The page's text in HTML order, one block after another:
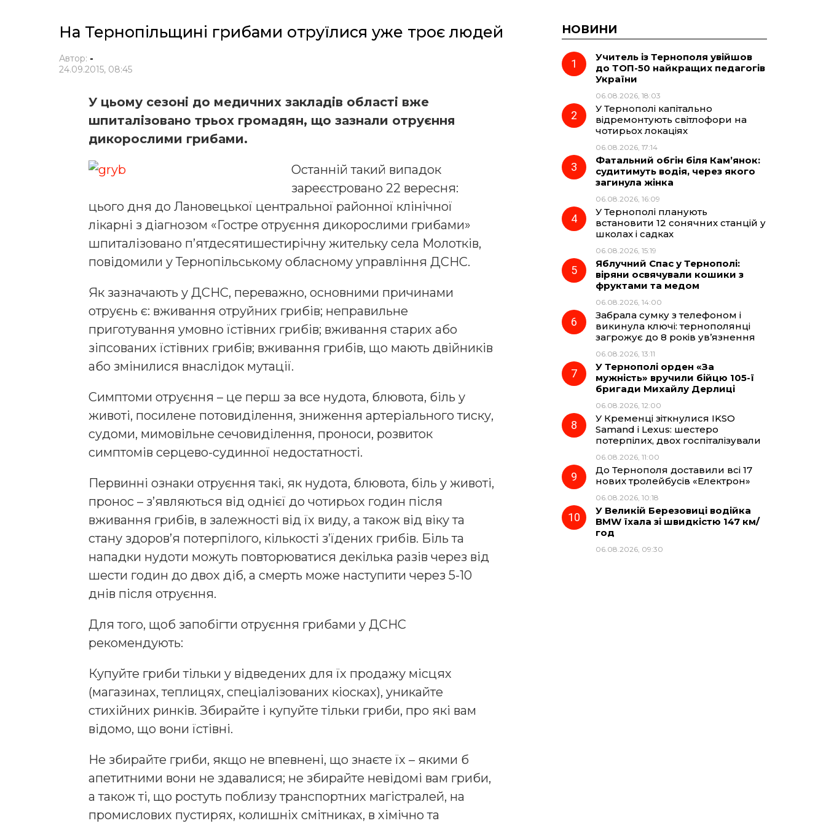
На Тернопільщині грибами отруїлися уже троє людей
Автор: -
24.09.2015, 08:45
У цьому сезоні до медичних закладів області вже
шпиталізовано трьох громадян, що зазнали отруєння
дикорослими грибами.
Останній такий випадок
зареєстровано 22 вересня:
цього дня до Лановецької центральної районної клінічної
лікарні з діагнозом «Гостре отруєння дикорослими грибами»
шпиталізовано п’ятдесятишестирічну жительку села Молотків,
повідомили у Тернопільському обласному управління ДСНС.
Як зазначають у ДСНС, переважно, основними причинами
отруєнь є: вживання отруйних грибів; неправильне
приготування умовно їстівних грибів; вживання старих або
зіпсованих їстівних грибів; вживання грибів, що мають двійників
або змінилися внаслідок мутації.
Симптоми отруєння – це перш за все нудота, блювота, біль у
животі, посилене потовиділення, зниження артеріального тиску,
судоми, мимовільне сечовиділення, проноси, розвиток
симптомів серцево-судинної недостатності.
Первинні ознаки отруєння такі, як нудота, блювота, біль у животі,
пронос – з’являються від однієї до чотирьох годин після
вживання грибів, в залежності від їх виду, а також від віку та
стану здоров’я потерпілого, кількості з’їдених грибів. Біль та
нападки нудоти можуть повторюватися декілька разів через від
шести годин до двох діб, а смерть може наступити через 5-10
днів після отруєння.
Для того, щоб запобігти отруєння грибами у ДСНС
рекомендують:
Купуйте гриби тільки у відведених для їх продажу місцях
(магазинах, теплицях, спеціалізованих кіосках), уникайте
стихійних ринків. Збирайте і купуйте тільки гриби, про які вам
відомо, що вони їстівні.
Не збирайте гриби, якщо не впевнені, що знаєте їх – якими б
апетитними вони не здавалися; не збирайте невідомі вам гриби,
а також ті, що ростуть поблизу транспортних магістралей, на
промислових пустирях, колишніх смітниках, в хімічно та
НОВИНИ
Учитель із Тернополя увійшов
до ТОП-50 найкращих педагогів
України
06.08.2026, 18:03
У Тернополі капітально
відремонтують світлофори на
чотирьох локаціях
06.08.2026, 17:14
Фатальний обгін біля Кам’янок:
судитимуть водія, через якого
загинула жінка
06.08.2026, 16:09
У Тернополі планують
встановити 12 сонячних станцій у
школах і садках
06.08.2026, 15:19
Яблучний Спас у Тернополі:
віряни освячували кошики з
фруктами та медом
06.08.2026, 14:00
Забрала сумку з телефоном і
викинула ключі: тернополянці
загрожує до 8 років ув’язнення
06.08.2026, 13:11
У Тернополі орден «За
мужність» вручили бійцю 105-ї
бригади Михайлу Дерлиці
06.08.2026, 12:00
У Кременці зіткнулися IKSO
Samand і Lexus: шестеро
потерпілих, двох госпіталізували
06.08.2026, 11:00
До Тернополя доставили всі 17
нових тролейбусів «Електрон»
06.08.2026, 10:18
У Великій Березовиці водійка
BMW їхала зі швидкістю 147 км/
год
06.08.2026, 09:30